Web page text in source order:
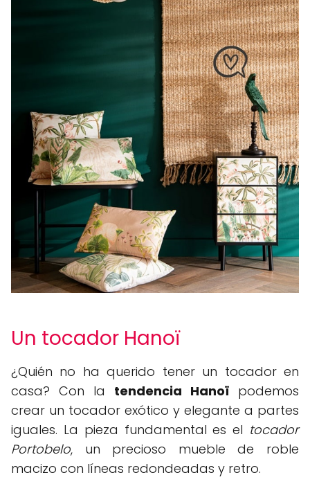
Un tocador Hanoï
¿Quién no ha querido tener un tocador en
casa? Con la tendencia Hanoï podemos
crear un tocador exótico y elegante a partes
iguales. La pieza fundamental es el tocador
Portobelo, un precioso mueble de roble
macizo con líneas redondeadas y retro.